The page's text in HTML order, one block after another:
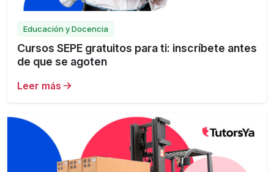
Educación y Docencia
Cursos SEPE gratuitos para ti: inscríbete antes
de que se agoten
Leer más